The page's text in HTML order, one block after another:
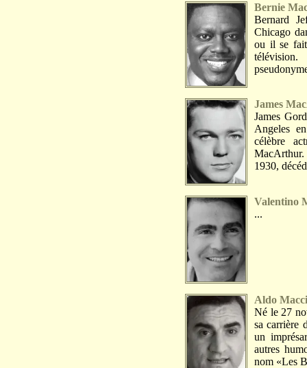
Bernie
Bernard
Chicago
ou il se fait
James
James
Angeles
célèbre
1930,
Valentino
...
Aldo
Né le 27
sa carrière
un
autres
nom «Les